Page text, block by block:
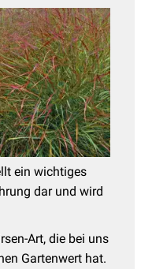
ein wichtiges
dar und wird
Art, die bei uns
Gartenwert hat.